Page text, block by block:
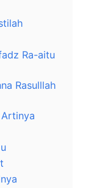
Ra-aitu
Rasulllah